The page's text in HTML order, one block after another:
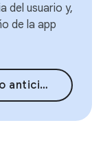
del usuario y,
de la app